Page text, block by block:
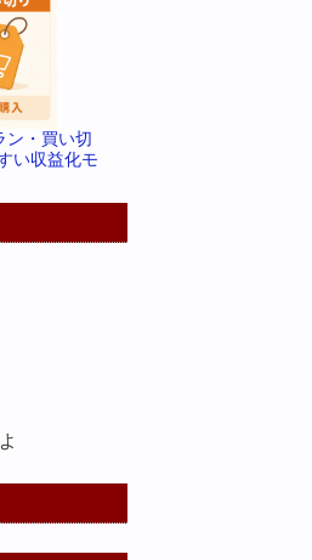
ン・買い切
い収益化モ